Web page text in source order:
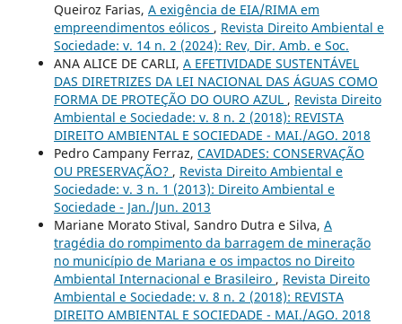
Queiroz Farias, A exigência de EIA/RIMA em
empreendimentos eólicos , Revista Direito Ambiental e
Sociedade: v. 14 n. 2 (2024): Rev, Dir. Amb. e Soc.
ANA ALICE DE CARLI, A EFETIVIDADE SUSTENTÁVEL
DAS DIRETRIZES DA LEI NACIONAL DAS ÁGUAS COMO
FORMA DE PROTEÇÃO DO OURO AZUL , Revista Direito
Ambiental e Sociedade: v. 8 n. 2 (2018): REVISTA
DIREITO AMBIENTAL E SOCIEDADE - MAI./AGO. 2018
Pedro Campany Ferraz, CAVIDADES: CONSERVAÇÃO
OU PRESERVAÇÃO? , Revista Direito Ambiental e
Sociedade: v. 3 n. 1 (2013): Direito Ambiental e
Sociedade - Jan./Jun. 2013
Mariane Morato Stival, Sandro Dutra e Silva, A
tragédia do rompimento da barragem de mineração
no município de Mariana e os impactos no Direito
Ambiental Internacional e Brasileiro , Revista Direito
Ambiental e Sociedade: v. 8 n. 2 (2018): REVISTA
DIREITO AMBIENTAL E SOCIEDADE - MAI./AGO. 2018